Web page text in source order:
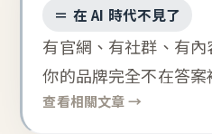
＝ 在 AI 時代不見了
有官網、有社群、有
你的品牌完全不在答案
查看相關文章 →